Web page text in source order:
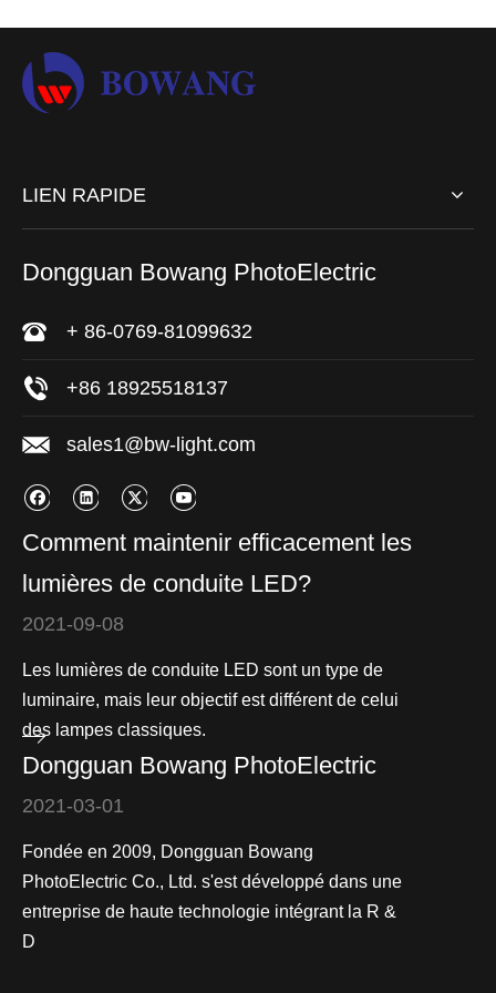
LED
avec anneau en acier
LIEN RAPIDE
Dongguan Bowang PhotoElectric
+ 86-0769-81099632
+86 18925518137
sales1@bw-light.com
Comment maintenir efficacement les
lumières de conduite LED?
2021-09-08
Les lumières de conduite LED sont un type de
luminaire, mais leur objectif est différent de celui
des lampes classiques.
Dongguan Bowang PhotoElectric
2021-03-01
Fondée en 2009, Dongguan Bowang
PhotoElectric Co., Ltd. s'est développé dans une
entreprise de haute technologie intégrant la R &
D